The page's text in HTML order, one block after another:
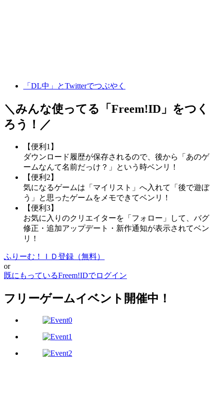
「DL中」とTwitterでつぶやく
＼みんな使ってる「 Freem!ID 」をつく
ろう！／
【便利1】
ダウンロード履歴が保存されるので、後から「あのゲ
ームなんて名前だっけ？」という時ベンリ！
【便利2】
気になるゲームは「マイリスト」へ入れて「後で遊ぼ
う」と思ったゲームをメモできてベンリ！
【便利3】
お気に入りのクリエイターを「フォロー」して、バグ
修正・追加アップデート・新作通知が表示されてベン
リ！
ふりーむ！ＩＤ登録（無料）
or
既にもっているFreem!IDでログイン
フリーゲームイベント開催中！